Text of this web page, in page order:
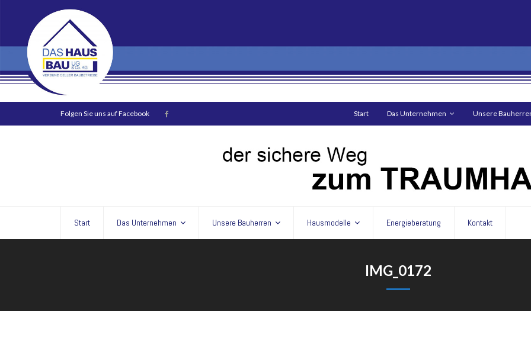
Folgen Sie uns auf Facebook Start Das Unternehmen Unsere
Start Das Unternehmen Unsere Bauherren Hausmodelle Energieberatung Kontakt
IMG_0172